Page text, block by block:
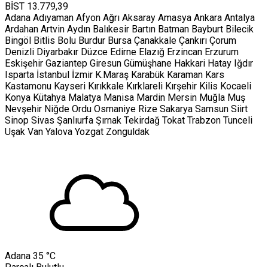
BİST 13.779,39
Adana Adıyaman Afyon Ağrı Aksaray Amasya Ankara Antalya
Ardahan Artvin Aydın Balıkesir Bartın Batman Bayburt Bilecik
Bingöl Bitlis Bolu Burdur Bursa Çanakkale Çankırı Çorum
Denizli Diyarbakır Düzce Edirne Elazığ Erzincan Erzurum
Eskişehir Gaziantep Giresun Gümüşhane Hakkari Hatay Iğdır
Isparta İstanbul İzmir K.Maraş Karabük Karaman Kars
Kastamonu Kayseri Kırıkkale Kırklareli Kırşehir Kilis Kocaeli
Konya Kütahya Malatya Manisa Mardin Mersin Muğla Muş
Nevşehir Niğde Ordu Osmaniye Rize Sakarya Samsun Siirt
Sinop Sivas Şanlıurfa Şırnak Tekirdağ Tokat Trabzon Tunceli
Uşak Van Yalova Yozgat Zonguldak
Adana 35 °C